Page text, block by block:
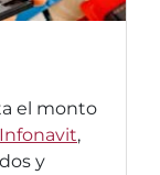
el monto
,
y